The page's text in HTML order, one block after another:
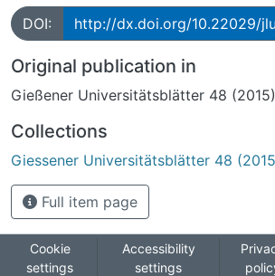
DOI: http://dx.doi.org/10.22029/
Original publication in
Gießener Universitätsblätter 48
Collections
Giessener Universitätsblätter 48
Full item page
Cookie
settings
Accessibility
settings